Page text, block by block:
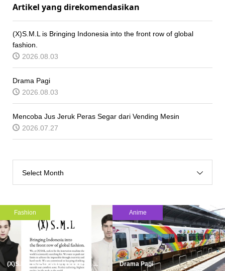
Artikel yang direkomendasikan
(X)S.M.L is Bringing Indonesia into the front row of global
fashion.
2026.08.03
Drama Pagi
2026.08.03
Mencoba Jus Jeruk Peras Segar dari Vending Mesin
2026.07.27
Select Month
Fashion
(X)S.M.L is Bringing Indonesia ...
Anime
Drama Pagi